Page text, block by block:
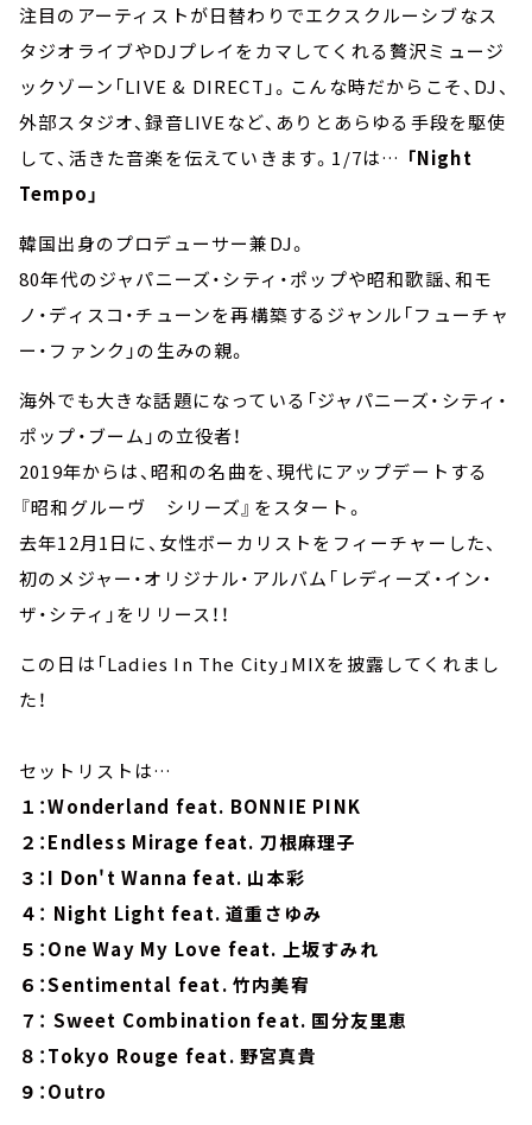
注目のアーティストが日替わりでエクスクルーシブなス
タジオライブやDJプレイをカマしてくれる贅沢ミュージ
ックゾーン「LIVE & DIRECT」。こんな時だからこそ、DJ、
外部スタジオ、録音LIVEなど、ありとあらゆる手段を駆使
して、活きた音楽を伝えていきます。1/7は… 「Night
Tempo」
韓国出身のプロデューサー兼DJ。
80年代のジャパニーズ・シティ・ポップや昭和歌謡、和モ
ノ・ディスコ・チューンを再構築するジャンル「フューチャ
ー・ファンク」の生みの親。
海外でも大きな話題になっている「ジャパニーズ・シティ・
ポップ・ブーム」の立役者！
2019年からは、昭和の名曲を、現代にアップデートする
『昭和グルーヴ シリーズ』をスタート。
去年12月1日に、女性ボーカリストをフィーチャーした、
初のメジャー・オリジナル・アルバム「レディーズ・イン・
ザ・シティ」をリリース！！
この日は「Ladies In The City」MIXを披露してくれまし
た！
セットリストは…
１：Wonderland feat. BONNIE PINK
２：Endless Mirage feat. 刀根麻理子
３：I Don't Wanna feat. 山本彩
４： Night Light feat. 道重さゆみ
５：One Way My Love feat. 上坂すみれ
６：Sentimental feat. 竹内美宥
７： Sweet Combination feat. 国分友里恵
８：Tokyo Rouge feat. 野宮真貴
９：Outro